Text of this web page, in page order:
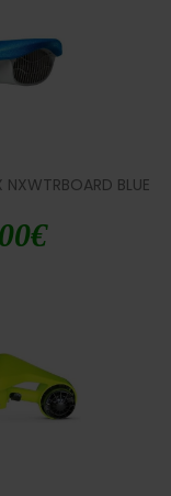
BLUE
€